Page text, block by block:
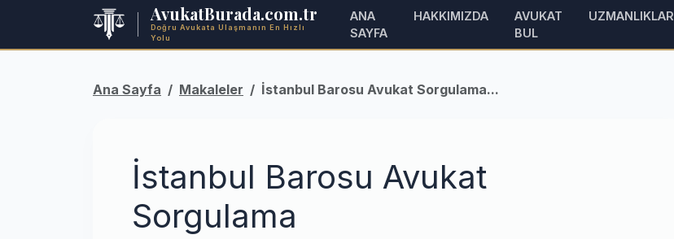
AvukatBurada.com.tr
Doğru Avukata Ulaşmanın En Hızlı
Yolu
ANA
SAYFA
HAKKIMIZDA
AVUKAT
BUL
UZMANLIKLAR
Ana Sayfa Makaleler İstanbul Barosu Avukat Sorgulama...
İstanbul Barosu Avukat
Sorgulama